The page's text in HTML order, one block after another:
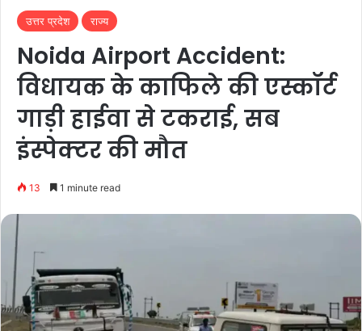
उत्तर प्रदेश राज्य
Noida Airport Accident:
विधायक के काफिले की एस्कॉर्ट
गाड़ी हाईवा से टकराई, सब
इंस्पेक्टर की मौत
13 1 minute read